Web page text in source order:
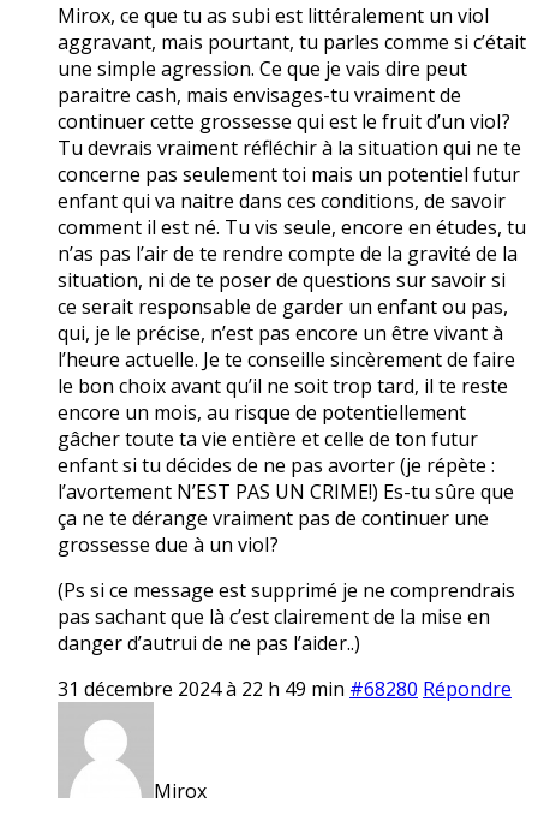
Mirox, ce que tu as subi est littéralement un vioI
aggravant, mais pourtant, tu parles comme si c’était
une simple agression. Ce que je vais dire peut
paraitre cash, mais envisages-tu vraiment de
continuer cette grossesse qui est le fruit d’un vioI?
Tu devrais vraiment réfléchir à la situation qui ne te
concerne pas seulement toi mais un potentiel futur
enfant qui va naitre dans ces conditions, de savoir
comment il est né. Tu vis seule, encore en études, tu
n’as pas l’air de te rendre compte de la gravité de la
situation, ni de te poser de questions sur savoir si
ce serait responsable de garder un enfant ou pas,
qui, je le précise, n’est pas encore un être vivant à
l’heure actuelle. Je te conseille sincèrement de faire
le bon choix avant qu’il ne soit trop tard, il te reste
encore un mois, au risque de potentiellement
gâcher toute ta vie entière et celle de ton futur
enfant si tu décides de ne pas avorter (je répète :
l’avortement N’EST PAS UN CRIME!) Es-tu sûre que
ça ne te dérange vraiment pas de continuer une
grossesse due à un vioI?
(Ps si ce message est supprimé je ne comprendrais
pas sachant que là c’est clairement de la mise en
danger d’autrui de ne pas l’aider..)
31 décembre 2024 à 22 h 49 min #68280 Répondre
Mirox